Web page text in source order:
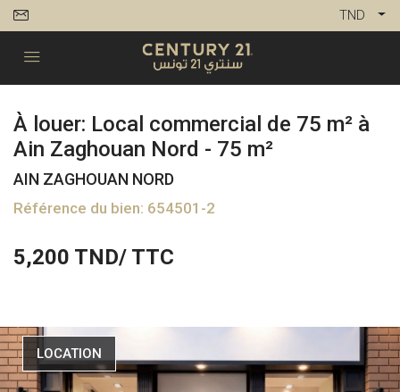
TND
À louer: Local commercial de 75 m² à
Ain Zaghouan Nord - 75 m²
AIN ZAGHOUAN NORD
Référence du bien: 654501-2
5,200 TND/ TTC
LOCATION